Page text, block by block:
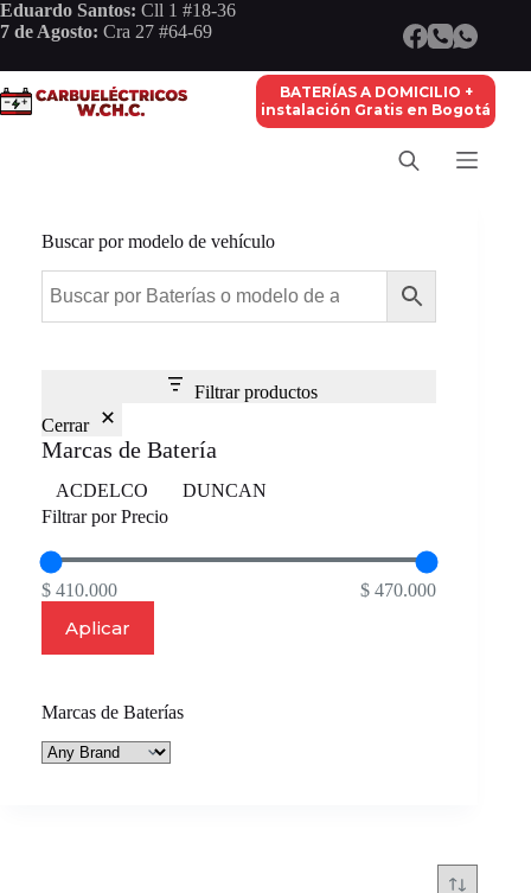
Saltar
al
Eduardo Santos: Cll 1 #18-36
7 de Agosto: Cra 27 #64-69
BATERÍAS A DOMICILIO +
instalación Gratis en Bogotá
Buscar por modelo de vehículo
Filtrar productos
Cerrar
Marcas de Batería
Marca
ACDELCO
DUNCAN
Filtrar por Precio
$ 410.000 $ 470.000
Aplicar
Marcas de Baterías